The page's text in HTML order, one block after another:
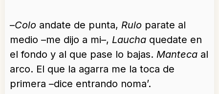
–Colo andate de punta, Rulo parate al
medio –me dijo a mi–, Laucha quedate en
el fondo y al que pase lo bajas. Manteca al
arco. El que la agarra me la toca de
primera –dice entrando noma’.